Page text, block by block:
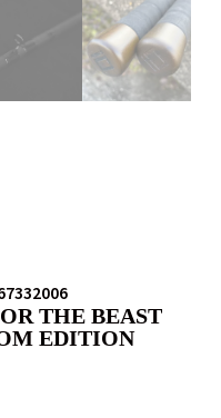
THE BEAST
EDITION